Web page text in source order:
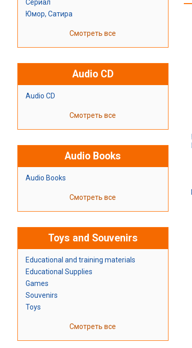
Сериал
Юмор, Сатира
Смотреть все
Audio CD
Audio CD
Смотреть все
Audio Books
Audio Books
Смотреть все
Toys and Souvenirs
Educational and training materials
Educational Supplies
Games
Souvenirs
Toys
Смотреть все